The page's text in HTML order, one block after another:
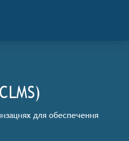
для обеспечения